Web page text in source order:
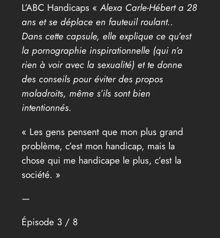
L’ABC Handicaps « Alexa Carle-Hébert a 28
ans et se déplace en fauteuil roulant..
Dans cette capsule, elle explique ce qu’est
la pornographie inspirationnelle (qui n’a
rien à voir avec la sexualité) et te donne
des conseils pour éviter des propos
maladroits, même s’ils sont bien
intentionnés.
« Les gens pensent que mon plus grand
problème, c’est mon handicap, mais la
chose qui me handicape le plus, c’est la
société. »
—
Épisode 3 / 8